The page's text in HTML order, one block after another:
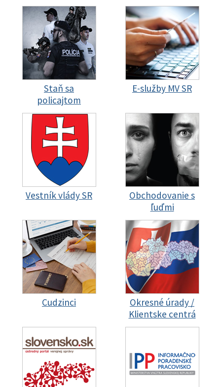
Staň sa
policajtom
E-služby MV SR
Vestník vlády SR
Obchodovanie s
ľuďmi
Cudzinci
Okresné úrady /
Klientske centrá